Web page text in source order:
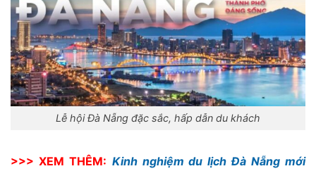
Lễ hội Đà Nẵng đặc sắc, hấp dẫn du khách
>>> XEM THÊM: Kinh nghiệm du lịch Đà Nẵng mới